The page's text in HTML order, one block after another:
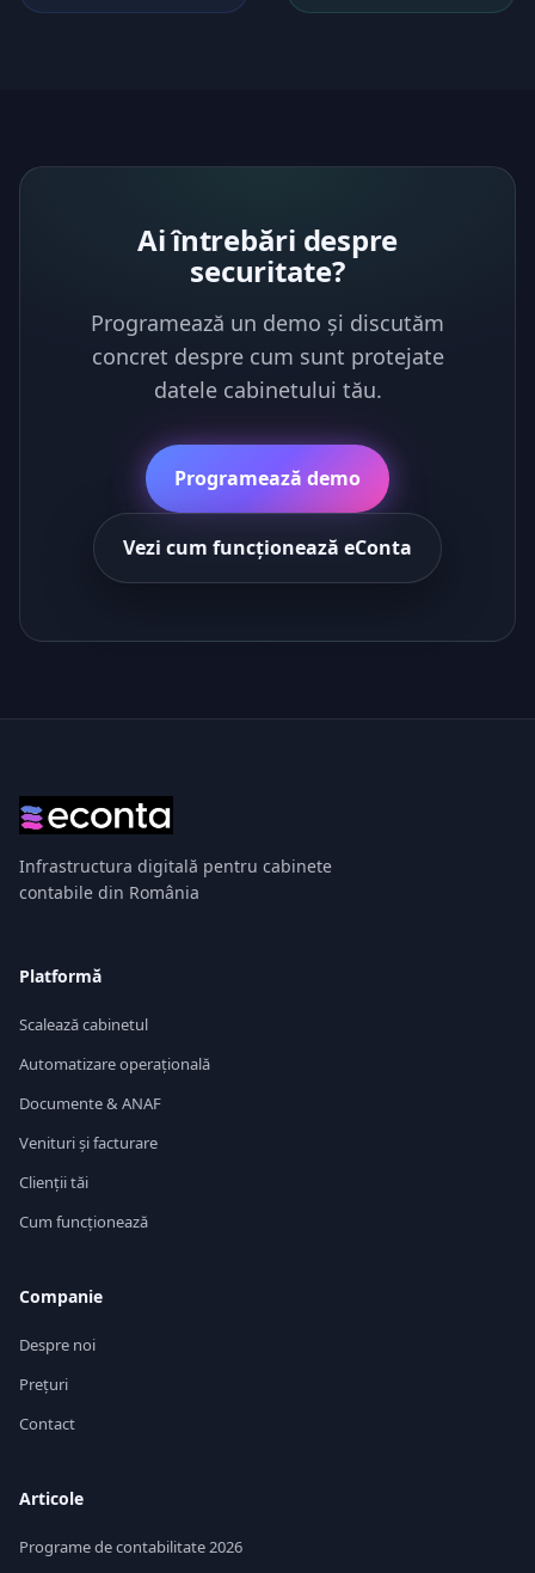
Ai întrebări despre
securitate?
Programează un demo și discutăm
concret despre cum sunt protejate
datele cabinetului tău.
Programează demo
Vezi cum funcționează eConta
Infrastructura digitală pentru cabinete
contabile din România
Platformă
Scalează cabinetul
Automatizare operațională
Documente & ANAF
Venituri și facturare
Clienții tăi
Cum funcționează
Companie
Despre noi
Prețuri
Contact
Articole
Programe de contabilitate 2026